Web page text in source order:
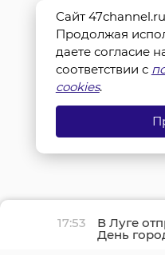
17:53 В Луге
День
детства»
Сайт
Продолжая
даете согласие
соответствии с
cookies.